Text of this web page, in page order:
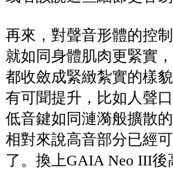
再來，對聲音形體的控
就如同身體肌肉更緊實
都收斂成緊緻紮實的樣
有可聞提升，比如人聲
低音鍵如同漣漪般擴散
相對來說高音部分已經
了。換上GAIA Neo III